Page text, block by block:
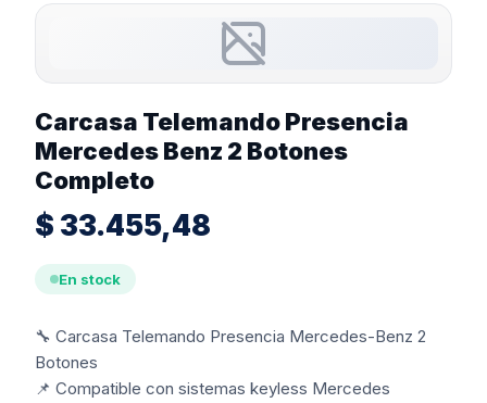
Carcasa Telemando Presencia
Mercedes Benz 2 Botones
Completo
$ 33.455,48
En stock
🔧 Carcasa Telemando Presencia Mercedes-Benz 2
Botones
📌 Compatible con sistemas keyless Mercedes